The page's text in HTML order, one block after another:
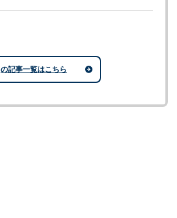
の記事一覧はこちら